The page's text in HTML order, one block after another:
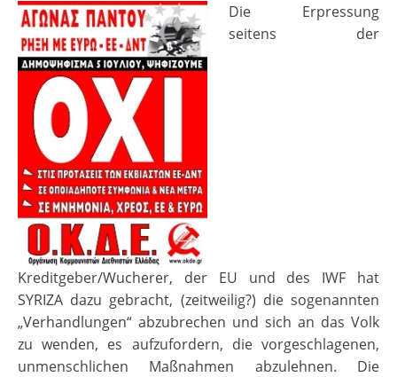
Die Erpressung
seitens der
Kreditgeber/Wucherer, der EU und des IWF hat
SYRIZA dazu gebracht, (zeitweilig?) die sogenannten
„Verhandlungen“ abzubrechen und sich an das Volk
zu wenden, es aufzufordern, die vorgeschlagenen,
unmenschlichen Maßnahmen abzulehnen. Die